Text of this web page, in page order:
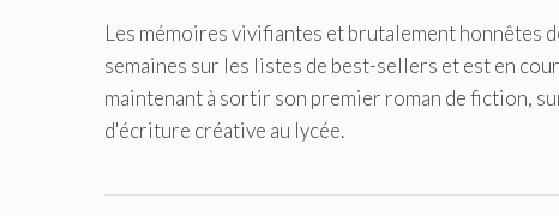
Les mémoires vivifiantes et brutalement honnêtes
semaines sur les listes de best-sellers et est en
maintenant à sortir son premier roman de fiction,
d'écriture créative au lycée.